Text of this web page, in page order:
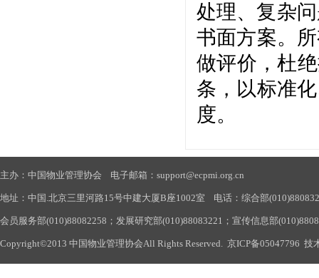
处理、复杂
书面方案。
做评价，杜
条，以标准
度。
主办：中国物业管理协会 电子邮箱：support@ecpmi.org.cn
地址：中国.北京三里河路15号中建大厦B座1002室 电话：综合部
会员服务部(010)88082258；发展研究部(010)88083221；宣传信息部
Copyright©2013 中国物业管理协会All Rights Reserved. 京ICP备05047796 技